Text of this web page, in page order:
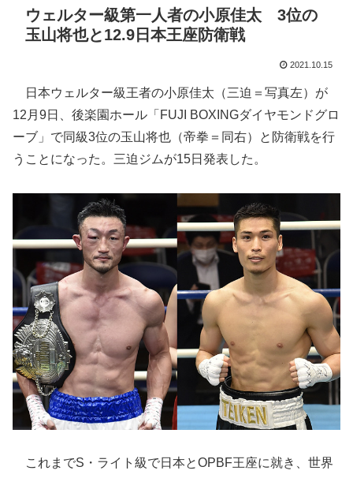
ウェルター級第一人者の小原佳太 3位の
玉山将也と12.9日本王座防衛戦
2021.10.15
日本ウェルター級王者の小原佳太（三迫＝写真左）が
12月9日、後楽園ホール「FUJI BOXINGダイヤモンドグロ
ーブ」で同級3位の玉山将也（帝拳＝同右）と防衛戦を行
うことになった。三迫ジムが15日発表した。
これまでS・ライト級で日本とOPBF王座に就き、世界